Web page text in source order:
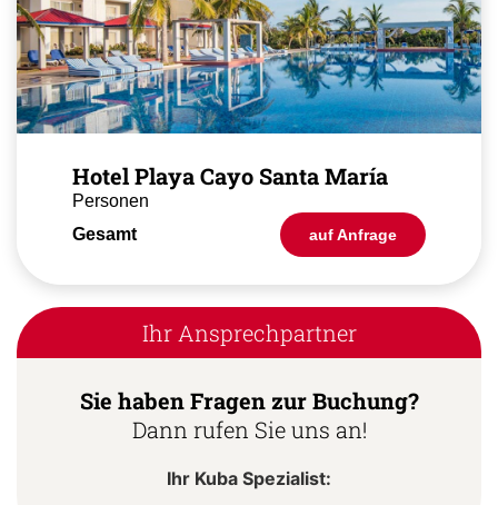
Hotel Playa Cayo Santa María
Personen
Gesamt
auf Anfrage
Ihr Ansprechpartner
Sie haben Fragen zur Buchung?
Dann rufen Sie uns an!
Ihr Kuba Spezialist: